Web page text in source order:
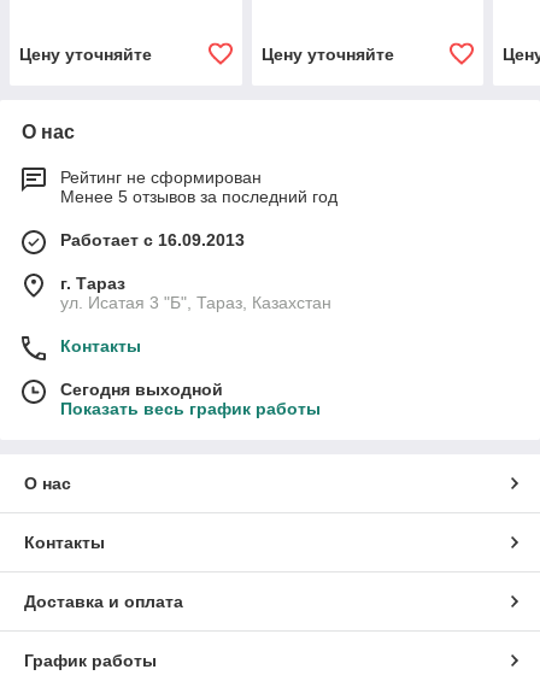
Цену уточняйте Цену уточняйте
О нас
Рейтинг не сформирован
Менее 5 отзывов за последний год
Работает с 16.09.2013
г. Тараз
ул. Исатая 3 "Б", Тараз, Казахстан
Контакты
Сегодня выходной
Показать весь график работы
О нас
Контакты
Доставка и оплата
График работы